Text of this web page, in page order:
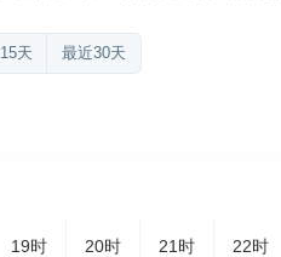
15天 最近30天
19时 20时 21时 22时